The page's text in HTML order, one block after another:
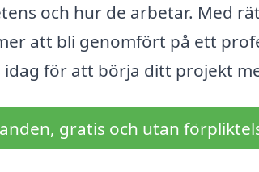
och hur de arbetar. Med
att bli genomfört på ett
idag för att börja ditt projekt
gratis och utan